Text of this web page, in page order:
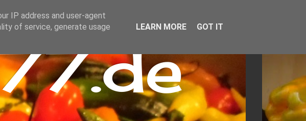
IP address and user-agent
of service, generate usage
LEARN MORE GOT IT